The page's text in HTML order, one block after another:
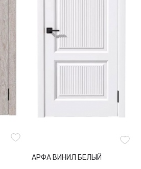
АРФА ВИНИЛ БЕЛЫЙ